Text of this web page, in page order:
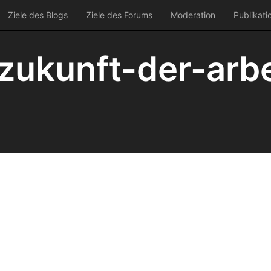
Ziele des Blogs Ziele des Forums Moderation
der-